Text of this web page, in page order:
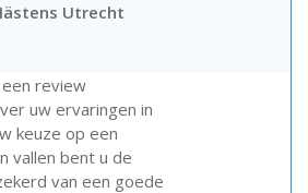
Utrecht
review
uw ervaringen in
keuze op een
vallen bent u de
van een goede